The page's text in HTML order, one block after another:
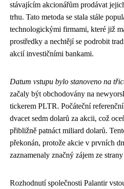
stávajícím akcionářům prodávat
trhu. Tato metoda se stala stále
technologickými firmami, které již
prostředky a nechtějí se podrobit
akcií investičními bankami.
Datum vstupu bylo stanoveno na
začaly být obchodovány na
tickerem PLTR. Počáteční
dvacet sedm dolarů za akcii, což
přibližně patnáct miliard dolarů.
překonán, protože akcie v prvních
zaznamenaly značný zájem ze
Rozhodnutí společnosti Palantir